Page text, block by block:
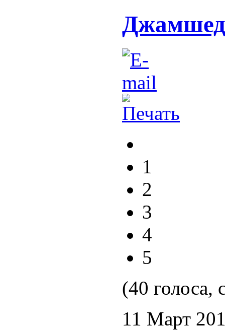
Джамшед
1
2
3
4
5
(40 голоса,
11 Март